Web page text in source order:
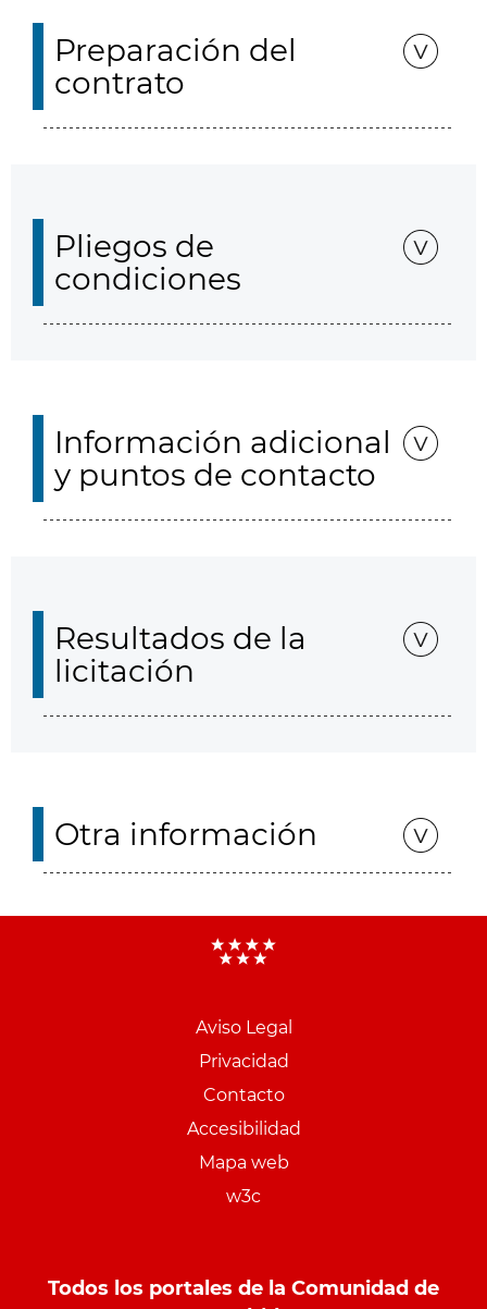
Preparación del
contrato
Pliegos de
condiciones
Información adicional
y puntos de contacto
Resultados de la
licitación
Otra información
Aviso Legal
Privacidad
Contacto
Accesibilidad
Mapa web
w3c
Todos los portales de la Comunidad de